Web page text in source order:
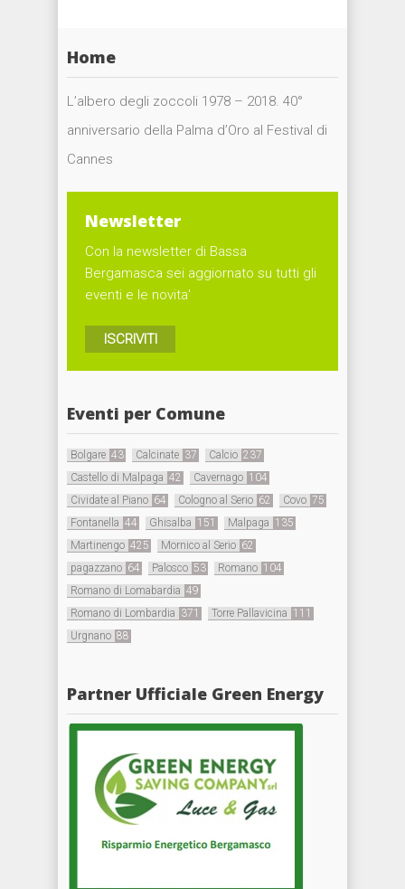
Home
L’albero degli zoccoli 1978 – 2018. 40°
anniversario della Palma d’Oro al Festival di
Cannes
Newsletter
Con la newsletter di Bassa
Bergamasca sei aggiornato su tutti gli
eventi e le novita'
ISCRIVITI
Eventi per Comune
Bolgare 43 Calcinate 37 Calcio 237
Castello di Malpaga 42 Cavernago 104
Cividate al Piano 64 Cologno al Serio 62 Covo 75
Fontanella 44 Ghisalba 151 Malpaga 135
Martinengo 425 Mornico al Serio 62
pagazzano 64 Palosco 53 Romano 104
Romano di Lomabardia 49
Romano di Lombardia 371 Torre Pallavicina 111
Urgnano 88
Partner Ufficiale Green Energy